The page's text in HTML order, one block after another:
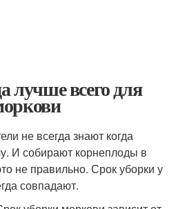
лучше всего для
не всегда знают когда
И собирают корнеплоды в
не правильно. Срок уборки у
совпадают.